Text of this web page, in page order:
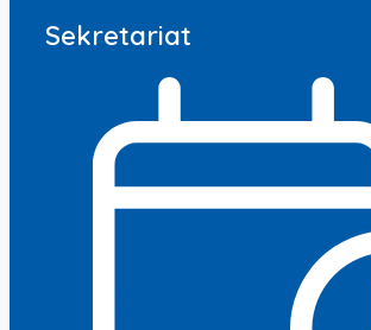
Sekretariat